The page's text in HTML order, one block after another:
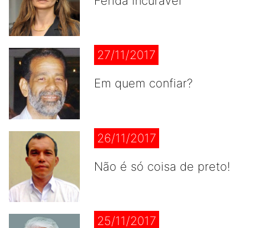
27/11/2017
Em quem confiar?
26/11/2017
Não é só coisa de preto!
25/11/2017